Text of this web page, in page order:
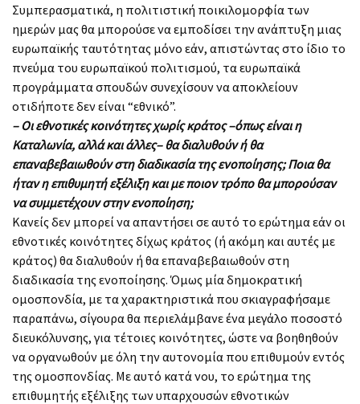
Συμπερασματικά, η πολιτιστική ποικιλομορφία των
ημερών μας θα μπορούσε να εμποδίσει την ανάπτυξη μιας
ευρωπαϊκής ταυτότητας μόνο εάν, απιστώντας στο ίδιο το
πνεύμα του ευρωπαϊκού πολιτισμού, τα ευρωπαϊκά
προγράμματα σπουδών συνεχίσουν να αποκλείουν
οτιδήποτε δεν είναι “εθνικό”.
– Οι εθνοτικές κοινότητες χωρίς κράτος –όπως είναι η
Καταλωνία, αλλά και άλλες– θα διαλυθούν ή θα
επαναβεβαιωθούν στη διαδικασία της ενοποίησης; Ποια θα
ήταν η επιθυμητή εξέλιξη και με ποιον τρόπο θα μπορούσαν
να συμμετέχουν στην ενοποίηση;
Κανείς δεν μπορεί να απαντήσει σε αυτό το ερώτημα εάν οι
εθνοτικές κοινότητες δίχως κράτος (ή ακόμη και αυτές με
κράτος) θα διαλυθούν ή θα επαναβεβαιωθούν στη
διαδικασία της ενοποίησης. Όμως μία δημοκρατική
ομοσπονδία, με τα χαρακτηριστικά που σκιαγραφήσαμε
παραπάνω, σίγουρα θα περιελάμβανε ένα μεγάλο ποσοστό
διευκόλυνσης, για τέτοιες κοινότητες, ώστε να βοηθηθούν
να οργανωθούν με όλη την αυτονομία που επιθυμούν εντός
της ομοσπονδίας. Με αυτό κατά νου, το ερώτημα της
επιθυμητής εξέλιξης των υπαρχουσών εθνοτικών